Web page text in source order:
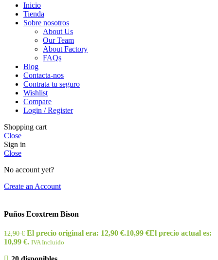
Inicio
Tienda
Sobre nosotros
About Us
Our Team
About Factory
FAQs
Blog
Contacta-nos
Contrata tu seguro
Wishlist
Compare
Login / Register
Shopping cart
Close
Sign in
Close
No account yet?
Create an Account
Puños Ecoxtrem Bison
12,90€ El precio original era: 12,90 €.10,99 €El precio actual es:
10,99 €. IVA Incluido